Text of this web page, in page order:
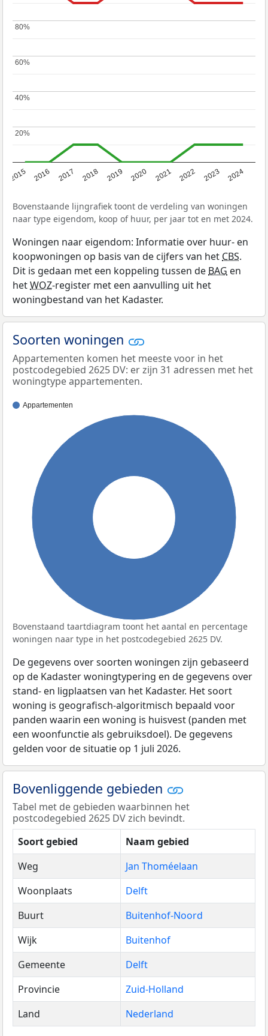
2015 2016 2017 2018 2019 2020 2021 2022 2023 2024
20%
20%
40%
40%
60%
60%
80%
80%
Bovenstaande lijngrafiek toont de verdeling van woningen
naar type eigendom, koop of huur, per jaar tot en met 2024.
Woningen naar eigendom: Informatie over huur- en
koopwoningen op basis van de cijfers van hetCBS.
Dit is gedaan met een koppeling tussen deBAG en
hetWOZ-register met een aanvulling uit het
woningbestand van het Kadaster.
Soorten woningen
Appartementen komen het meeste voor in het
postcodegebied 2625 DV: er zijn 31 adressen met het
woningtype appartementen.
Appartementen
Bovenstaand taartdiagram toont het aantal en percentage
woningen naar type in het postcodegebied 2625 DV.
De gegevens over soorten woningen zijn gebaseerd
op de Kadaster woningtypering en de gegevens over
stand- en ligplaatsen van het Kadaster. Het soort
woning is geografisch-algoritmisch bepaald voor
panden waarin een woning is huisvest (panden met
een woonfunctie als gebruiksdoel). De gegevens
gelden voor de situatie op 1 juli 2026.
Bovenliggende gebieden
Tabel met de gebieden waarbinnen het
postcodegebied 2625 DV zich bevindt.
Soort gebied
Naam gebied
Weg
Jan Thoméelaan
Woonplaats
Delft
Buurt
Buitenhof-Noord
Wijk
Buitenhof
Gemeente
Delft
Provincie
Zuid-Holland
Land
Nederland